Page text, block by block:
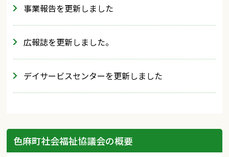
事業報告を更新しました
広報誌を更新しました。
デイサービスセンターを更新しました
色麻町社会福祉協議会の概要